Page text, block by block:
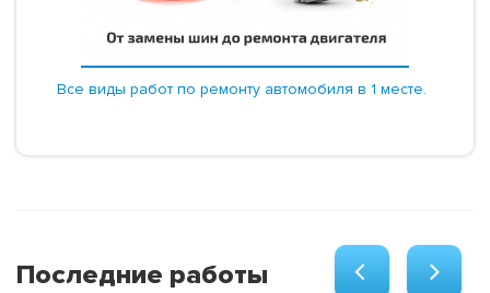
Все виды работ по ремонту автомобиля в 1 месте.
Последние работы